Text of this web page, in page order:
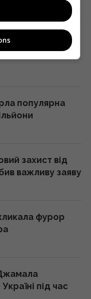
можуть
країн:
перемогу у
корисніша
"Іскандери":
кладуть у
навіщо вона
популярна
захист від
важливу заяву
фурор
під час